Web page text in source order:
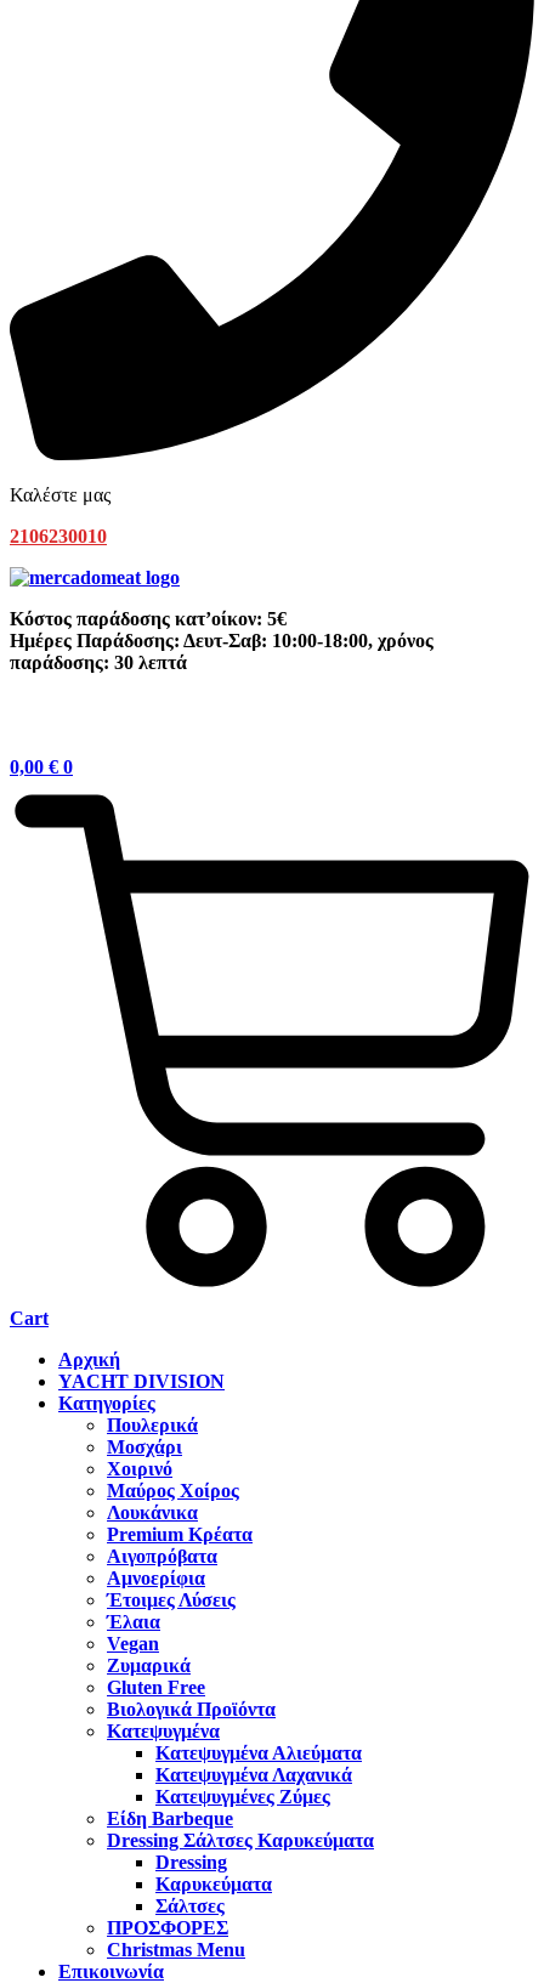
Καλέστε μας
2106230010
Κόστος παράδοσης κατ’οίκον: 5€
Ημέρες Παράδοσης: Δευτ-Σαβ: 10:00-18:00, χρόνος
παράδοσης: 30 λεπτά
0,00 € 0
Cart
Αρχική
YACHT DIVISION
Κατηγορίες
Πουλερικά
Μοσχάρι
Χοιρινό
Μαύρος Χοίρος
Λουκάνικα
Premium Κρέατα
Αιγοπρόβατα
Αμνοερίφια
Έτοιμες Λύσεις
Έλαια
Vegan
Ζυμαρικά
Gluten Free
Βιολογικά Προϊόντα
Κατεψυγμένα
Κατεψυγμένα Αλιεύματα
Κατεψυγμένα Λαχανικά
Κατεψυγμένες Ζύμες
Είδη Barbeque
Dressing Σάλτσες Καρυκεύματα
Dressing
Καρυκεύματα
Σάλτσες
ΠΡΟΣΦΟΡΕΣ
Christmas Menu
Επικοινωνία